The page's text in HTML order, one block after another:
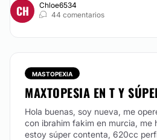
CH
Chloe6534
44 comentarios
MASTOPEXIA
MAXTOPESIA EN T Y
Hola buenas, soy nueva, me
con ibrahim fakim en murcia, me
estoy súper contenta, 620cc